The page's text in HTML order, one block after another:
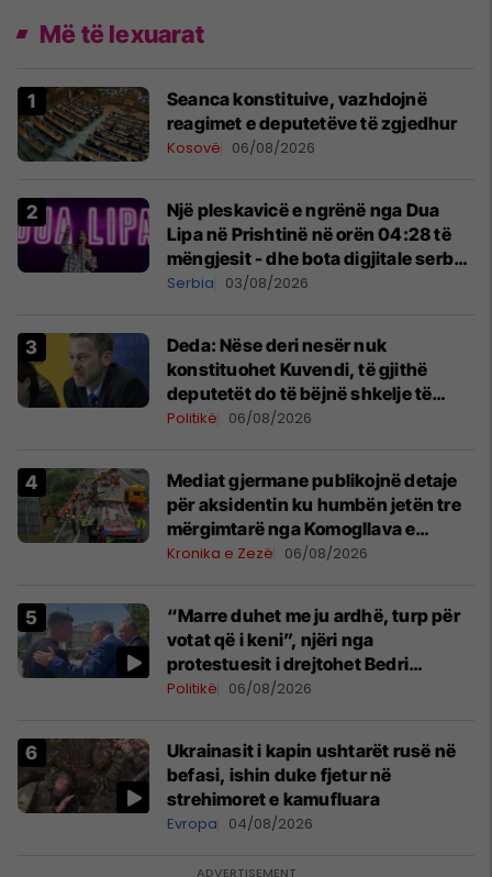
Më të lexuarat
Seanca konstituive, vazhdojnë
reagimet e deputetëve të zgjedhur
Kosovë 06/08/2026
Një pleskavicë e ngrënë nga Dua
Lipa në Prishtinë në orën 04:28 të
mëngjesit - dhe bota digjitale serbe
shpall gjendjen e luftës
Serbia 03/08/2026
Deda: Nëse deri nesër nuk
konstituohet Kuvendi, të gjithë
deputetët do të bëjnë shkelje të
rëndë kushtetuese
Politikë 06/08/2026
Mediat gjermane publikojnë detaje
për aksidentin ku humbën jetën tre
mërgimtarë nga Komogllava e
Ferizajt
Kronika e Zezë 06/08/2026
“Marre duhet me ju ardhë, turp për
votat që i keni”, njëri nga
protestuesit i drejtohet Bedri
Hamzës
Politikë 06/08/2026
Ukrainasit i kapin ushtarët rusë në
befasi, ishin duke fjetur në
strehimoret e kamufluara
Evropa 04/08/2026